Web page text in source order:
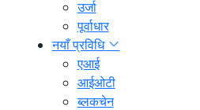
उर्जा
पूर्वाधार
नयाँ प्रविधि
एआई
आईओटी
ब्लकचेन